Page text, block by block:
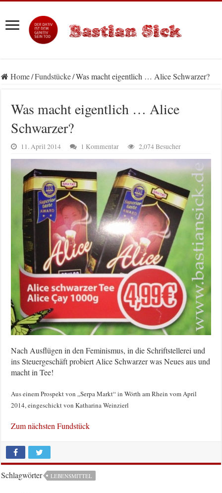
Home/Fundstücke/Was macht eigentlich … Alice Schwarzer?
Was macht eigentlich … Alice
Schwarzer?
11. April 2014 1 Kommentar 2,074 Besucher
Nach Ausflügen in den Feminismus, in die Schriftstellerei und
ins Steuergeschäft probiert Alice Schwarzer was Neues aus und
macht in Tee!
Aus einem Prospekt von „Serpa Markt“ in Wörth am Rhein vom April
2014, eingeschickt von Katharina Weinzierl
Zum nächsten Fundstück
Schlagwörter LEBENSMITTEL